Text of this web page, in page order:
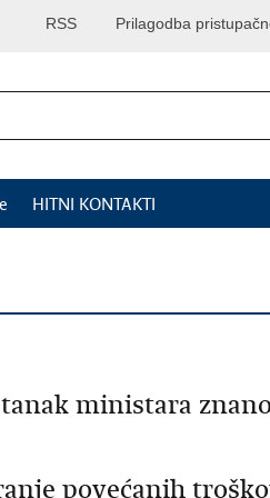
Prilagodba
RSS
HITNI KONTAKTI
ministara
povećanih